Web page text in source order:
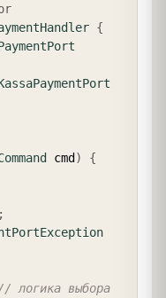
{
cmd )
{
;
// логика выбора